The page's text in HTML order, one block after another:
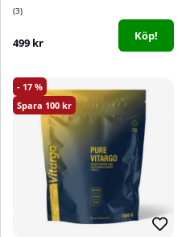
3
499 kr Köp!
17
100